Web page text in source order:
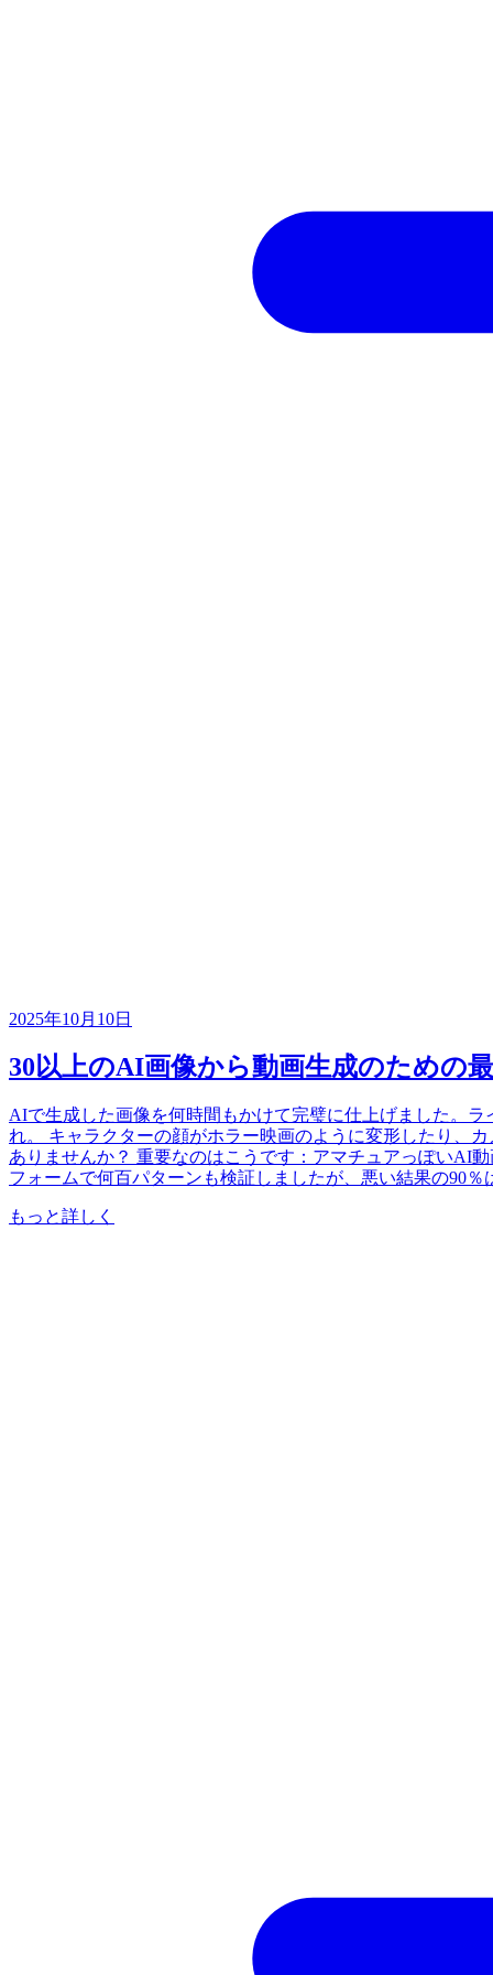
2025年10月10日
30以上のAI画像から動画生成のための
AIで生成した画像を何時間もかけて完璧に仕上げました。
れ。 キャラクターの顔がホラー映画のように変形したり、
ありませんか？ 重要なのはこうです：アマチュアっぽいAI
フォームで何百パターンも検証しましたが、悪い結果の90
もっと詳しく